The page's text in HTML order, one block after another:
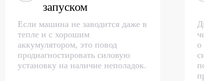
запуском
Если машина не заводится даже в
тепле и с хорошим
аккумулятором, это повод
продиагностировать силовую
установку на наличие неполадок.
о